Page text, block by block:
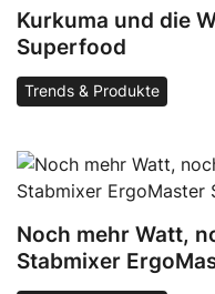
Kurkuma und die
Superfood
Trends & Produkte
Noch mehr Watt,
Stabmixer